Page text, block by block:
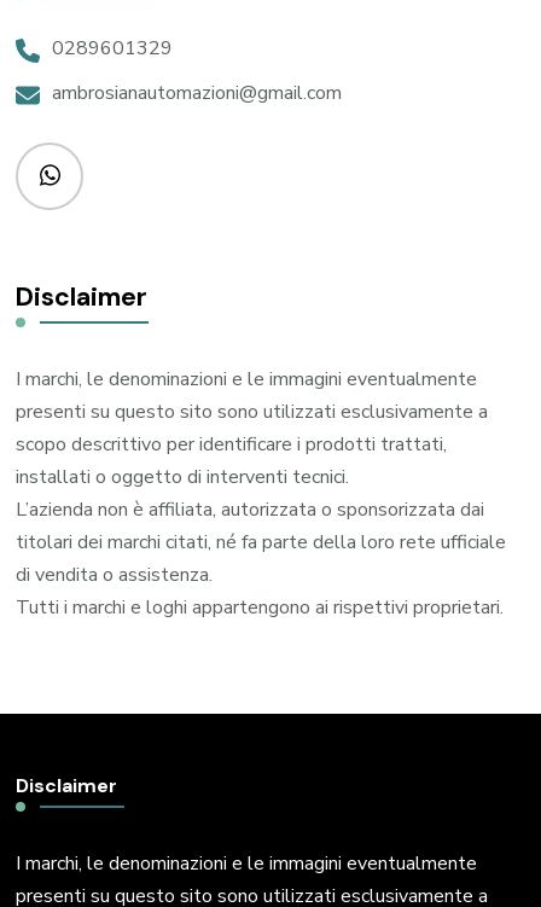
0289601329
ambrosianautomazioni@gmail.com
Disclaimer
I marchi, le denominazioni e le immagini eventualmente
presenti su questo sito sono utilizzati esclusivamente a
scopo descrittivo per identificare i prodotti trattati,
installati o oggetto di interventi tecnici.
L’azienda non è affiliata, autorizzata o sponsorizzata dai
titolari dei marchi citati, né fa parte della loro rete ufficiale
di vendita o assistenza.
Tutti i marchi e loghi appartengono ai rispettivi proprietari.
Disclaimer
I marchi, le denominazioni e le immagini eventualmente
presenti su questo sito sono utilizzati esclusivamente a